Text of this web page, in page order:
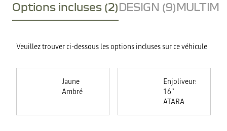
Options incluses (2)DESIGN (9)
Veuillez trouver ci-dessous les options incluses sur ce véhicule
Jaune
Ambré
Enjoliveurs
16"
ATARA